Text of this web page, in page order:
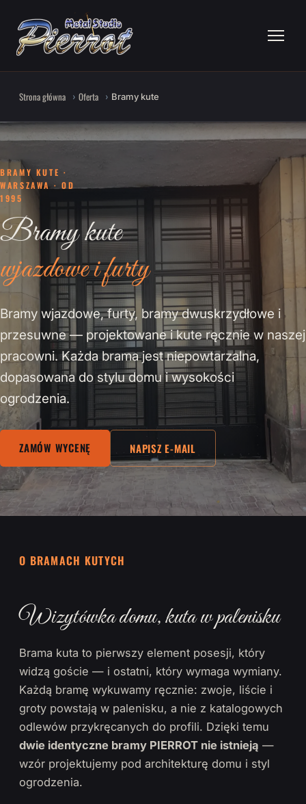
Strona główna Oferta Bramy kute
BRAMY KUTE ·
WARSZAWA · OD
1995
Bramy kute
wjazdowe i furty
Bramy wjazdowe, furty, bramy dwuskrzydłowe i
przesuwne — projektowane i kute ręcznie w naszej
pracowni. Każda brama jest niepowtarzalna,
dopasowana do stylu domu i wysokości
ogrodzenia.
ZAMÓW WYCENĘ NAPISZ E-MAIL
O BRAMACH KUTYCH
Wizytówka domu, kuta w palenisku
Brama kuta to pierwszy element posesji, który
widzą goście — i ostatni, który wymaga wymiany.
Każdą bramę wykuwamy ręcznie: zwoje, liście i
groty powstają w palenisku, a nie z katalogowych
odlewów przykręcanych do profili. Dzięki temu
dwie identyczne bramy PIERROT nie istnieją —
wzór projektujemy pod architekturę domu i styl
ogrodzenia.